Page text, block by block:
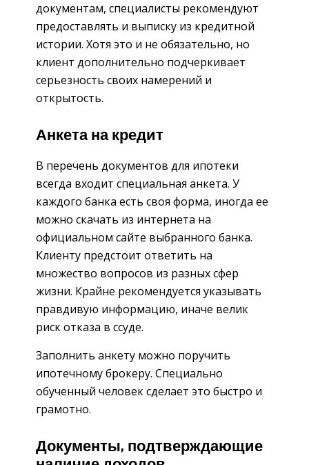
документам, специалисты рекомендуют
предоставлять и выписку из кредитной
истории. Хотя это и не обязательно, но
клиент дополнительно подчеркивает
серьезность своих намерений и
открытость.
Анкета на кредит
В перечень документов для ипотеки
всегда входит специальная анкета. У
каждого банка есть своя форма, иногда ее
можно скачать из интернета на
официальном сайте выбранного банка.
Клиенту предстоит ответить на
множество вопросов из разных сфер
жизни. Крайне рекомендуется указывать
правдивую информацию, иначе велик
риск отказа в ссуде.
Заполнить анкету можно поручить
ипотечному брокеру. Специально
обученный человек сделает это быстро и
грамотно.
Документы, подтверждающие